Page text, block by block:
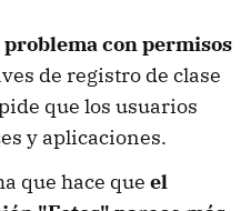
con permisos
de registro de clase
que los usuarios
y aplicaciones.
que hace que el